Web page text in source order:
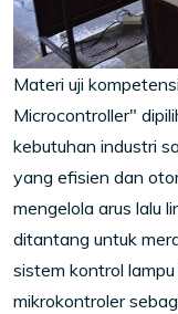
Materi uji
Microcontroller"
kebutuhan industri
yang efisien dan
mengelola arus lalu
ditantang untuk
sistem kontrol
mikrokontroler